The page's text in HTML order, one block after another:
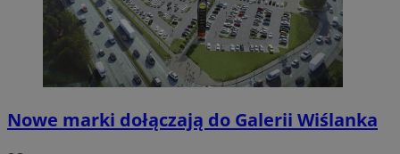
Nowe marki dołączają do Galerii Wiślanka